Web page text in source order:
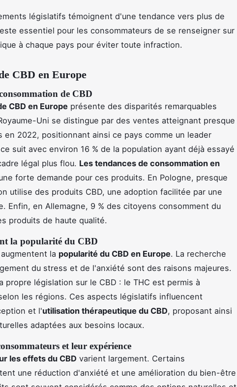
législatifs témoignent d'une tendance vers plus de
essentiel pour les consommateurs de se renseigner sur
à chaque pays pour éviter toute infraction.
CBD en Europe
de CBD
CBD en Europe présente des disparités remarquables
Uni se distingue par des ventes atteignant presque
en 2022, positionnant ainsi ce pays comme un leader
suit avec environ 16 % de la population ayant déjà essayé
légal plus flou. Les tendances de consommation en
forte demande pour ces produits. En Pologne, presque
utilise des produits CBD, une adoption facilitée par une
Enfin, en Allemagne, 9 % des citoyens consomment du
produits de haute qualité.
la popularité du CBD
la popularité du CBD en Europe. La recherche
du stress et de l'anxiété sont des raisons majeures.
propre législation sur le CBD : le THC est permis à
les régions. Ces aspects législatifs influencent
et l'utilisation thérapeutique du CBD, proposant ainsi
adaptées aux besoins locaux.
et leur expérience
les effets du CBD varient largement. Certains
une réduction d'anxiété et une amélioration du bien-être